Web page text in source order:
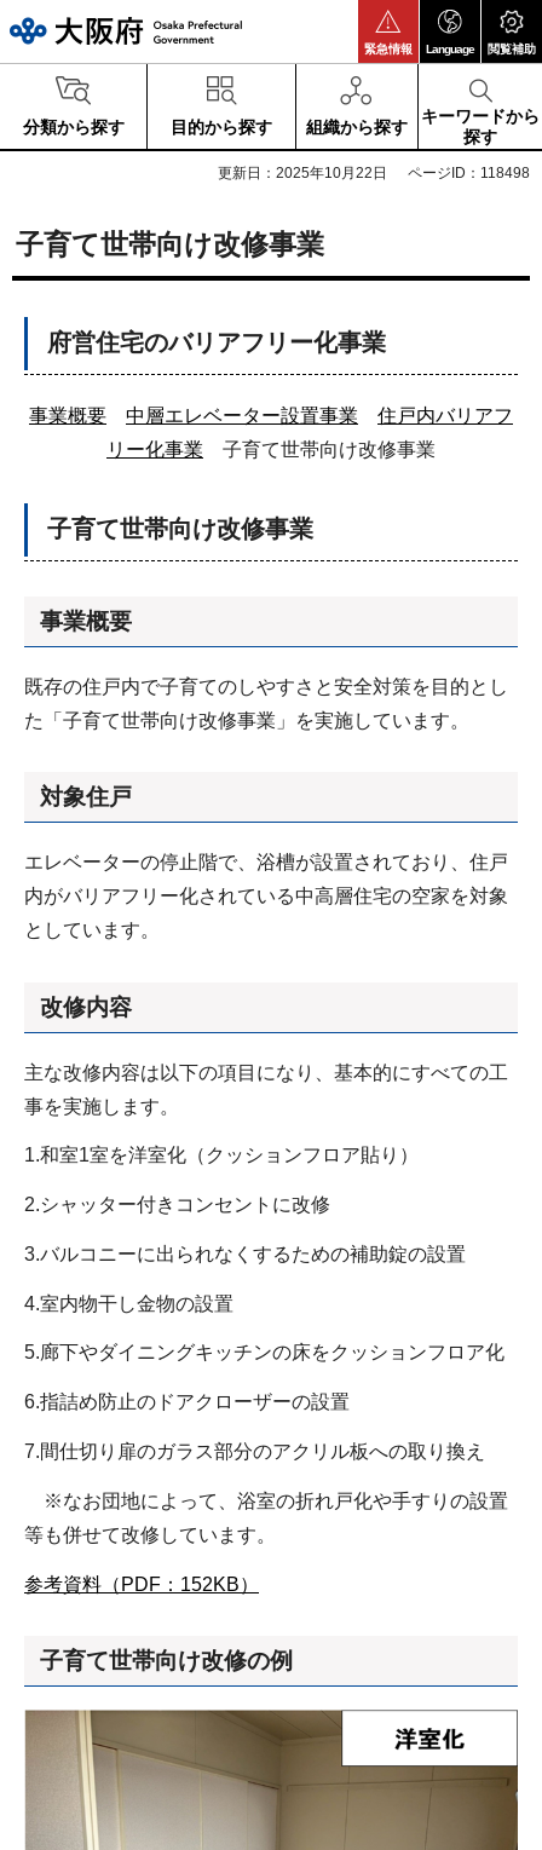
緊急情報 Language 閲覧補助
分類から探す 目的から探す 組織から探す
キーワードから
探す
更新日：2025年10月22日 ページID：118498
子育て世帯向け改修事業
府営住宅のバリアフリー化事業
事業概要 中層エレベーター設置事業
住戸内バリアフ
リー化事業 子育て世帯向け改修事業
子育て世帯向け改修事業
事業概要
既存の住戸内で子育てのしやすさと安全対策を目的とし
た「子育て世帯向け改修事業」を実施しています。
対象住戸
エレベーターの停止階で、浴槽が設置されており、住戸
内がバリアフリー化されている中高層住宅の空家を対象
としています。
改修内容
主な改修内容は以下の項目になり、基本的にすべての工
事を実施します。
1.和室1室を洋室化（クッションフロア貼り）
2.シャッター付きコンセントに改修
3.バルコニーに出られなくするための補助錠の設置
4.室内物干し金物の設置
5.廊下やダイニングキッチンの床をクッションフロア化
6.指詰め防止のドアクローザーの設置
7.間仕切り扉のガラス部分のアクリル板への取り換え
※なお団地によって、浴室の折れ戸化や手すりの設置
等も併せて改修しています。
参考資料（PDF：152KB）
子育て世帯向け改修の例